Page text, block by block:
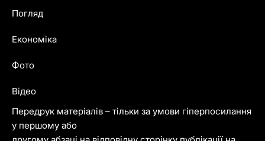
Передрук матеріалів – тільки за умови гіперпосилання
у першому або
Погляд
Економіка
Фото
Відео